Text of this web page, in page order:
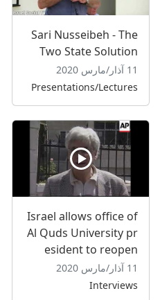
Sari Nusseibeh - The
Two State Solution
11 آذار/مارس 2020
Presentations/Lectures
Israel allows office of
Al Quds University pr
esident to reopen
11 آذار/مارس 2020
Interviews